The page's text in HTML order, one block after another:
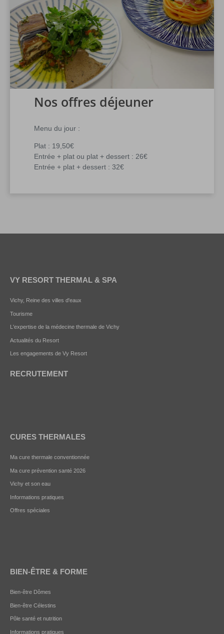
Nos offres déjeuner
Menu du jour :
Plat : 19,50€
Entrée + plat ou plat + dessert : 26€
Entrée + plat + dessert : 32€
VY RESORT THERMAL & SPA
Vichy, Reine des villes d'eaux
Tourisme
L'expertise de la médecine thermale de Vichy
Actualités du Resort
Les engagements de Vy Resort
RECRUTEMENT
CURES THERMALES
Ma cure thermale conventionnée
Ma cure prévention santé 2026
Vichy et son eau
Informations pratiques
Offres spéciales
BIEN-ÊTRE & FORME
Bien-être Dômes
Bien-être Célestins
Pôle santé et nutrition
Informations pratiques